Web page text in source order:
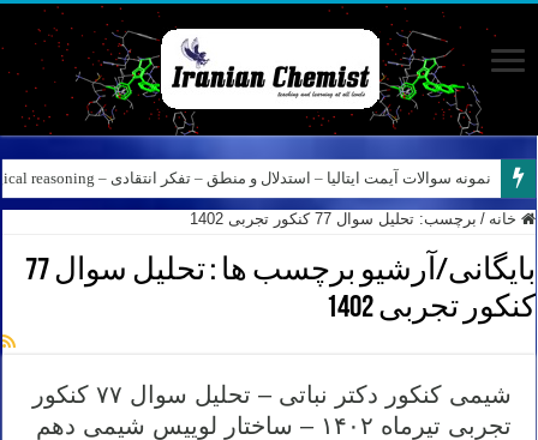
نمونه سوالات آیمت ایتالیا – استدلال و منطق – تفکر انتقادی – Logical reasoning – پارت ۸
خانه / برچسب: تحلیل سوال 77 کنکور تجربی 1402
بایگانی/آرشیو برچسب ها :
تحلیل سوال 77
کنکور تجربی 1402
شیمی کنکور دکتر نباتی – تحلیل سوال ۷۷ کنکور
تجربی تیرماه ۱۴۰۲ – ساختار لوییس شیمی دهم